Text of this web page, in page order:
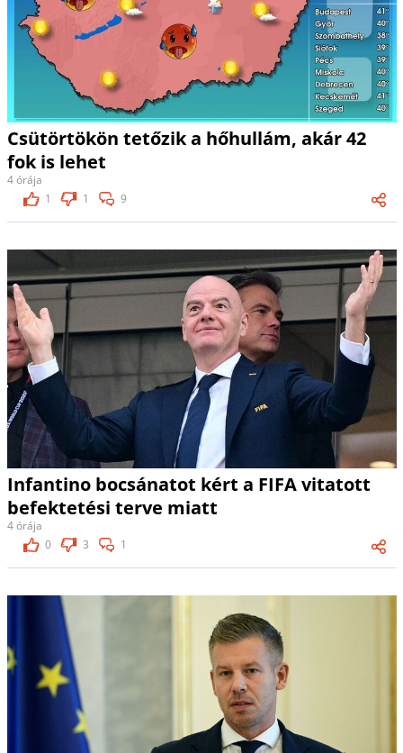
Csütörtökön tetőzik a hőhullám, akár 42
fok is lehet
4 órája
1
1 9
Infantino bocsánatot kért a FIFA vitatott
befektetési terve miatt
4 órája
0
3 1